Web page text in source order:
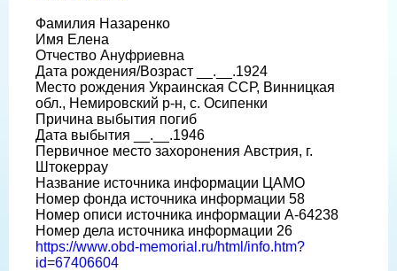
Фамилия Назаренко
Имя Елена
Отчество Ануфриевна
Дата рождения/Возраст __.__.1924
Место рождения Украинская ССР, Винницкая
обл., Немировский р-н, с. Осипенки
Причина выбытия погиб
Дата выбытия __.__.1946
Первичное место захоронения Австрия, г.
Штокеррау
Название источника информации ЦАМО
Номер фонда источника информации 58
Номер описи источника информации A-64238
Номер дела источника информации 26
https://www.obd-memorial.ru/html/info.htm?
id=67406604